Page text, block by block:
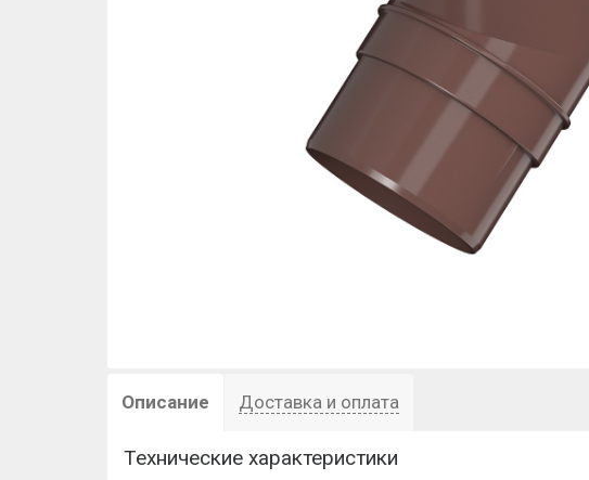
Описание Доставка и оплата
Технические характеристики